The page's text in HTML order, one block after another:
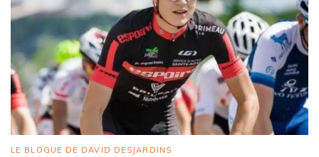
LE BLOGUE DE DAVID DESJARDINS